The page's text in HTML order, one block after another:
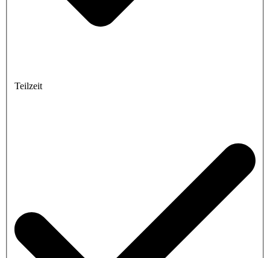
Teilzeit